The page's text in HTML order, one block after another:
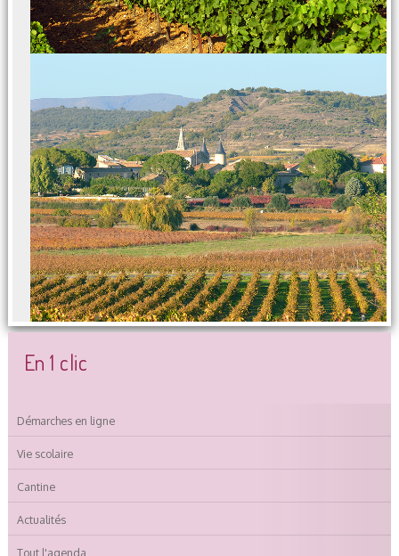
En 1 clic
Démarches en ligne
Vie scolaire
Cantine
Actualités
Tout l'agenda